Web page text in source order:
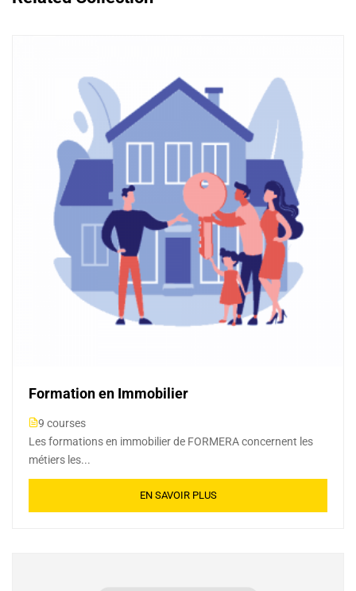
Formation en Immobilier
9 courses
Les formations en immobilier de FORMERA concernent les
métiers les...
EN SAVOIR PLUS